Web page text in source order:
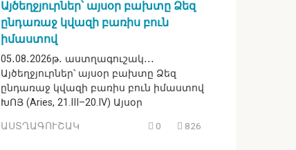
Այծեղջյուրներ՝ այսօր բախտը Ձեզ
ընդառաջ կվազի բառիս բուն
իմաստով
05․08․2026թ․ աստղագուշակ․․․
Այծեղջյուրներ՝ այսօր բախտը Ձեզ
ընդառաջ կվազի բառիս բուն իմաստով
ԽՈՅ (Aries, 21.III–20.IV) Այսօր
ԱՍՏՂԱԳՈՒՇԱԿ 0 826